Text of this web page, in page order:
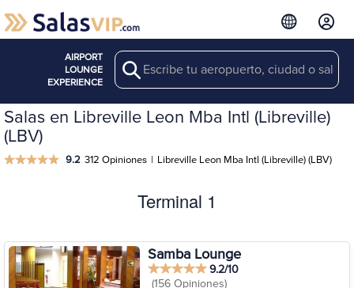
AIRPORT
LOUNGE
EXPERIENCE
Search
Salas en Libreville Leon Mba Intl (Libreville)
(LBV)
9.2 312 Opiniones | Libreville Leon Mba Intl (Libreville) (LBV)
Terminal 1
Samba Lounge
9.2/10
(156 Opiniones)